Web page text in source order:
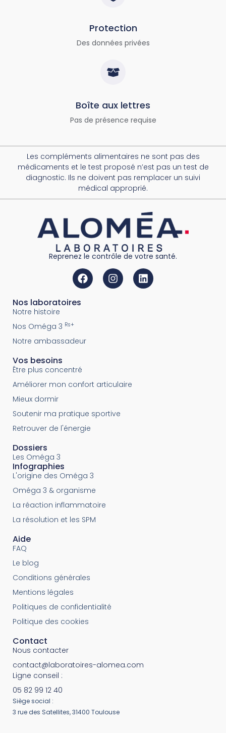
Protection
Des données privées
Boîte aux lettres
Pas de présence requise
Les compléments alimentaires ne sont pas des
médicaments et le test proposé n’est pas un test de
diagnostic. Ils ne doivent pas remplacer un suivi
médical approprié.
Reprenez le contrôle de votre santé.
FacebookInstagramLinkedin
Nos laboratoires
Notre histoire
Nos Oméga 3 Rs+
Notre ambassadeur
Vos besoins
Être plus concentré
Améliorer mon confort articulaire
Mieux dormir
Soutenir ma pratique sportive
Retrouver de l'énergie
Dossiers
Les Oméga 3​
Infographies
L'origine des Oméga 3
Oméga 3 & organisme
La réaction inflammatoire
La résolution et les SPM
Aide
FAQ
Le blog
Conditions générales
Mentions légales
Politiques de confidentialité
Politique des cookies
Contact
Nous contacter
contact@laboratoires-alomea.com
Ligne conseil :
05 82 99 12 40
Siège social :
3 rue des Satellites, 31400 Toulouse